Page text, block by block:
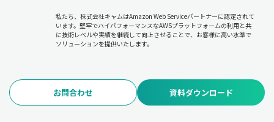
私たち、株式会社キャムはAmazon Web Serviceパートナーに認定されて
います。堅牢でハイパフォーマンスなAWSプラットフォームの利用と共
に技術レベルや実績を継続して向上させることで、お客様に高い水準で
ソリューションを提供いたします。
お問合わせ 資料ダウンロード